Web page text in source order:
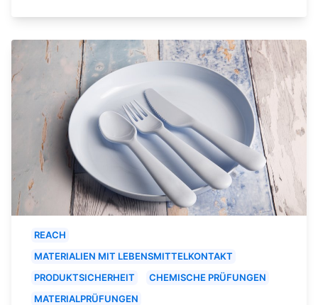
REACH
MATERIALIEN MIT LEBENSMITTELKONTAKT
PRODUKTSICHERHEIT
CHEMISCHE PRÜFUNGEN
MATERIALPRÜFUNGEN